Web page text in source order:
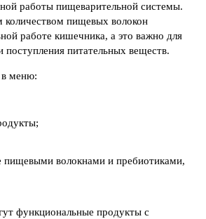
работы пищеварительной системы.
количеством пищевых волокон
работе кишечника, а это важно для
питательных веществ.
в меню:
пищевыми волокнами и пребиотиками,
функциональные продукты с